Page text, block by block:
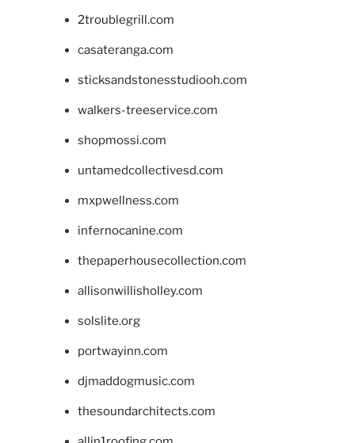
2troublegrill.com
casateranga.com
sticksandstonesstudiooh.com
walkers-treeservice.com
shopmossi.com
untamedcollectivesd.com
mxpwellness.com
infernocanine.com
thepaperhousecollection.com
allisonwillisholley.com
solslite.org
portwayinn.com
djmaddogmusic.com
thesoundarchitects.com